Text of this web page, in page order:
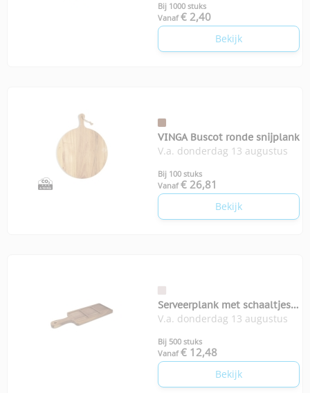
Bij 1000 stuks
Vanaf € 2,40
Bekijk
VINGA Buscot ronde snijplank
V.a. donderdag 13 augustus
Bij 100 stuks
Vanaf € 26,81
Bekijk
Serveerplank met schaaltjes
InSideOut
V.a. donderdag 13 augustus
Bij 500 stuks
Vanaf € 12,48
Bekijk